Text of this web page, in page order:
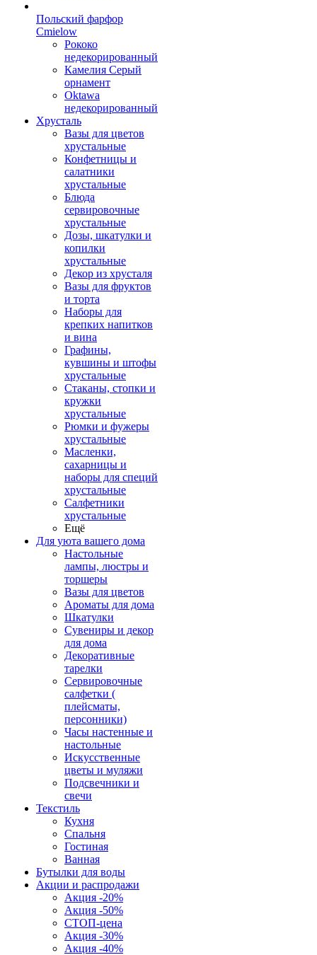
Польский фарфор
Сmielow
Рококо
недекорированный
Камелия Серый
орнамент
Oktawa
недекорированный
Хрусталь
Вазы для цветов
хрустальные
Конфетницы и
салатники
хрустальные
Блюда
сервировочные
хрустальные
Дозы, шкатулки и
копилки
хрустальные
Декор из хрусталя
Вазы для фруктов
и торта
Наборы для
крепких напитков
и вина
Графины,
кувшины и штофы
хрустальные
Стаканы, стопки и
кружки
хрустальные
Рюмки и фужеры
хрустальные
Масленки,
сахарницы и
наборы для специй
хрустальные
Салфетники
хрустальные
Ещё
Для уюта вашего дома
Настольные
лампы, люстры и
торшеры
Вазы для цветов
Ароматы для дома
Шкатулки
Сувениры и декор
для дома
Декоративные
тарелки
Сервировочные
салфетки (
плейсматы,
персонники)
Часы настенные и
настольные
Искусственные
цветы и муляжи
Подсвечники и
свечи
Текстиль
Кухня
Спальня
Гостиная
Ванная
Бутылки для воды
Акции и распродажи
Акция -20%
Акция -50%
СТОП-цена
Акция -30%
Акция -40%